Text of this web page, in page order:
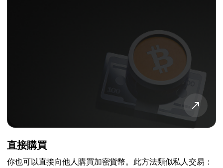
直接購買
你也可以直接向他人購買加密貨幣。此方法類似私人交易：